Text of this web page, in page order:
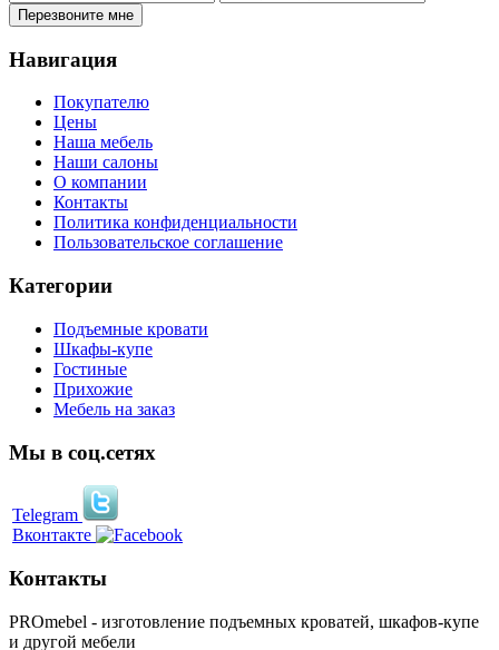
Перезвоните мне
Навигация
Покупателю
Цены
Наша мебель
Наши салоны
О компании
Контакты
Политика конфиденциальности
Пользовательское соглашение
Категории
Подъемные кровати
Шкафы-купе
Гостиные
Прихожие
Мебель на заказ
Мы в соц.сетях
Telegram
Вконтакте
Контакты
PROmebel - изготовление подъемных кроватей, шкафов-купе
и другой мебели